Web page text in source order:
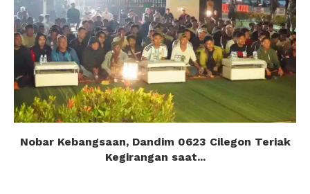
Nobar Kebangsaan, Dandim 0623 Cilegon Teriak
Kegirangan saat...